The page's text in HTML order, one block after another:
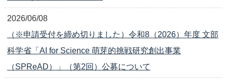
2026/06/08
（※申請受付を締め切りました）令和8（2026）年度 文部
科学省「AI for Science 萌芽的挑戦研究創出事業
（SPReAD）」（第2回）公募について